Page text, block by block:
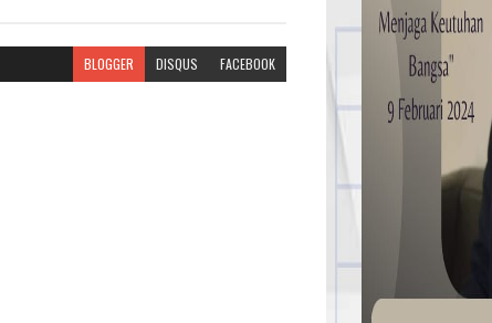
BLOGGER DISQUS FACEBOOK